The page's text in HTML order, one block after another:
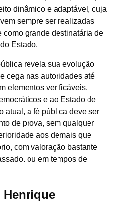
dinâmico e adaptável, cuja
sempre ser realizadas
como grande destinatária de
Estado.
revela sua evolução
cega nas autoridades até
elementos verificáveis,
e ao Estado de
atual, a fé pública deve ser
de prova, sem qualquer
aos demais que
com valoração bastante
ou em tempos de
Henrique